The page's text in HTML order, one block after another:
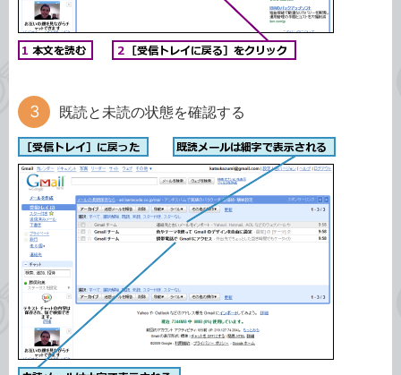
既読と未読の状態を確認する